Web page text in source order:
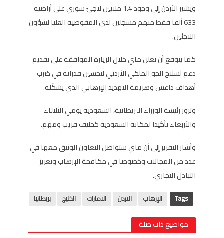
ويشير الأردن إلى وجود 1.4 ملايين لاجئ سوري على أراضيه
633 ألفا فقط منهم مسجلين لدى المفوضية العليا لشؤون
اللاجئين.
كما يتوقع أن تعلن ماي خلال الزيارة الموافقة على تقديم
دعم لسلاح الجو الملكي الأردني لتحسين قدراته في ضرب
أهداف داعش وهزيمة التهديد الإرهابي الذي يشكّله.
وتزور رئيسة الوزراء البريطانية، السعودية يومي الثلاثاء
والأربعاء تأكيدا لمكانة السعودية كحليف قريب ومهم.
وأشار التقرير إلى أن ماي ستواصل التعاون الوثيق معها في
عدد من المجالات وخصوصا في مكافحة الإرهاب وتعزيز
التبادل التجاري.
Tags الإرهاب الاردن الامارات الخليج بريطانيا
مواضيع ذات صلة